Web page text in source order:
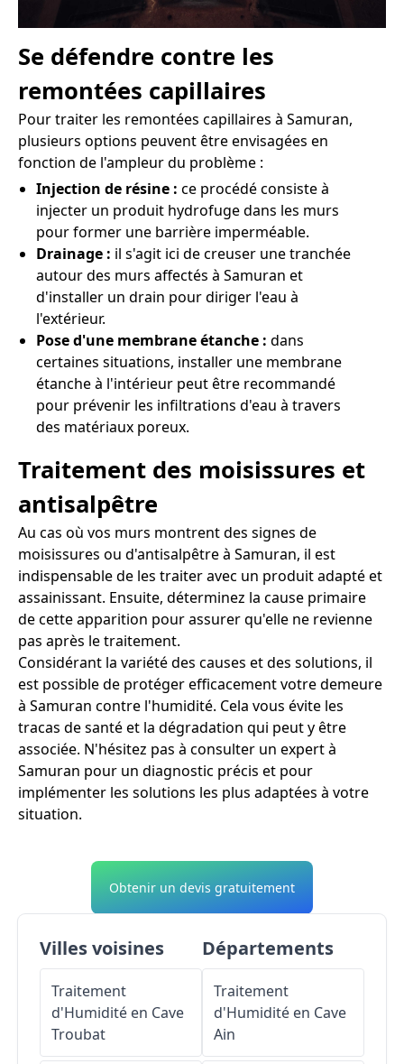
Se défendre contre les
remontées capillaires
Pour traiter les remontées capillaires à Samuran,
plusieurs options peuvent être envisagées en
fonction de l'ampleur du problème :
Injection de résine : ce procédé consiste à
injecter un produit hydrofuge dans les murs
pour former une barrière imperméable.
Drainage : il s'agit ici de creuser une tranchée
autour des murs affectés à Samuran et
d'installer un drain pour diriger l'eau à
l'extérieur.
Pose d'une membrane étanche : dans
certaines situations, installer une membrane
étanche à l'intérieur peut être recommandé
pour prévenir les infiltrations d'eau à travers
des matériaux poreux.
Traitement des moisissures et
antisalpêtre
Au cas où vos murs montrent des signes de
moisissures ou d'antisalpêtre à Samuran, il est
indispensable de les traiter avec un produit adapté et
assainissant. Ensuite, déterminez la cause primaire
de cette apparition pour assurer qu'elle ne revienne
pas après le traitement.
Considérant la variété des causes et des solutions, il
est possible de protéger efficacement votre demeure
à Samuran contre l'humidité. Cela vous évite les
tracas de santé et la dégradation qui peut y être
associée. N'hésitez pas à consulter un expert à
Samuran pour un diagnostic précis et pour
implémenter les solutions les plus adaptées à votre
situation.
Obtenir un devis gratuitement
Villes voisines
Traitement
d'Humidité en Cave
Troubat
Départements
Traitement
d'Humidité en Cave
Ain